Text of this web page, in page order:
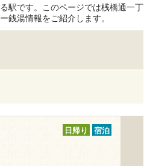
駅です。このページでは桟橋通一丁
銭湯情報をご紹介します。
日帰り 宿泊